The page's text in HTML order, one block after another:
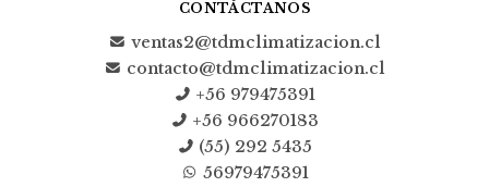
CONTÁCTANOS
ventas2@tdmclimatizacion.cl
contacto@tdmclimatizacion.cl
+56 979475391
+56 966270183
(55) 292 5435
56979475391